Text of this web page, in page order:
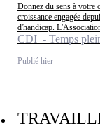
Donnez du sens à votre
croissance engagée
d'handicap.
CDI - Temps
Publié hier